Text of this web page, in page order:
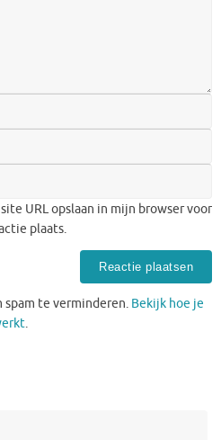
URL opslaan in mijn browser voor
plaats.
te verminderen. Bekijk hoe je
.